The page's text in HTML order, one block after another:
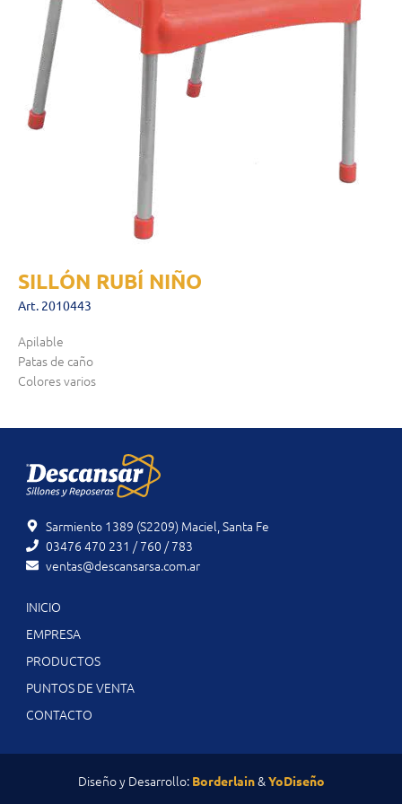
SILLÓN RUBÍ NIÑO
Art. 2010443
Apilable
Patas de caño
Colores varios
Sarmiento 1389 (S2209) Maciel, Santa Fe
03476 470 231 / 760 / 783
ventas@descansarsa.com.ar
INICIO
EMPRESA
PRODUCTOS
PUNTOS DE VENTA
CONTACTO
Diseño y Desarrollo: Borderlain&YoDiseño